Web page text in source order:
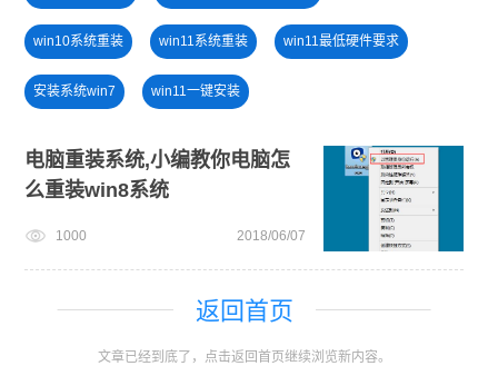
win10系统重装 win11系统重装 win11最低硬件要求
安装系统win7 win11一键安装
笔记本蓝屏怎么重装系统
win10升级win11 win11怎么退回win10 安装win10系统
电脑重装系统,小编教你电脑怎
么重装win8系统
1000 2018/06/07
返回首页
文章已经到底了，点击返回首页继续浏览新内容。